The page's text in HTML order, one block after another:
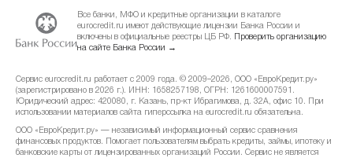
Все банки, МФО и кредитные организации в каталоге
eurocredit.ru имеют действующие лицензии Банка России и
включены в официальные реестры ЦБ РФ.
Проверить организацию
на сайте Банка России →
Сервис eurocredit.ru работает с 2009 года. © 2009–2026, ООО «ЕвроКредит.ру»
(зарегистрировано в 2026 г.). ИНН: 1658257198, ОГРН: 1261600007591.
Юридический адрес: 420080, г. Казань, пр-кт Ибрагимова, д. 32А, офис 10. При
использовании материалов сайта гиперссылка на eurocredit.ru обязательна.
ООО «ЕвроКредит.ру» — независимый информационный сервис сравнения
финансовых продуктов. Помогает пользователям выбрать кредиты, займы, ипотеку и
банковские карты от лицензированных организаций России. Сервис не является